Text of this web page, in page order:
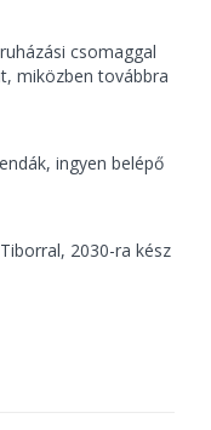
csomaggal
miközben továbbra
ingyen belépő
2030-ra kész